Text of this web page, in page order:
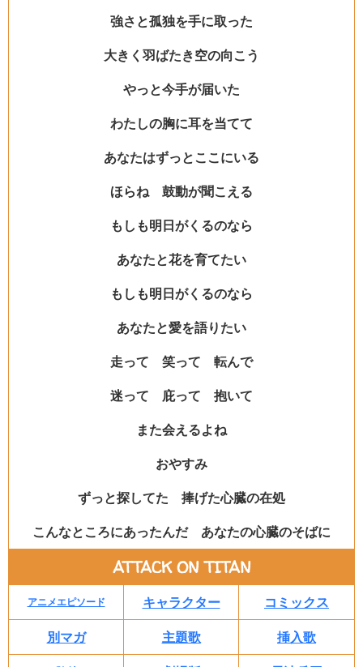
強さと孤独を手に取った
大きく羽ばたき空の向こう
やっと今手が届いた
わたしの胸に耳を当てて
あなたはずっとここにいる
ほらね 鼓動が聞こえる
もしも明日がくるのなら
あなたと花を育てたい
もしも明日がくるのなら
あなたと愛を語りたい
走って 笑って 転んで
迷って 庇って 抱いて
また会えるよね
おやすみ
ずっと探してた 捧げた心臓の在処
こんなところにあったんだ あなたの心臓のそばに
ATTACK ON TITAN
アニメエピソード キャラクター
コミックス
別マガ
主題歌
挿入歌